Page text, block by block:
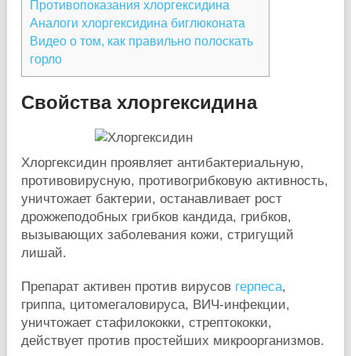
Противопоказания хлоргексидина
Аналоги хлоргексидина биглюконата
Видео о том, как правильно полоскать
горло
Свойства хлоргексидина
Хлоргексидин проявляет антибактериальную,
противовирусную, противогрибковую активность,
уничтожает бактерии, останавливает рост
дрожжеподобных грибков кандида, грибков,
вызывающих заболевания кожи, стригущий
лишай.
Препарат активен против вирусов герпеса,
гриппа, цитомегаловируса, ВИЧ-инфекции,
уничтожает стафилококки, стрептококки,
действует против простейших микроорганизмов.